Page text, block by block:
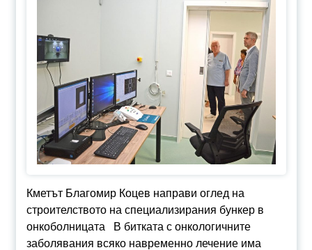
Кметът Благомир Коцев направи оглед на
строителството на специализирания бункер в
онкоболницата В битката с онкологичните
заболявания всяко навременно лечение има